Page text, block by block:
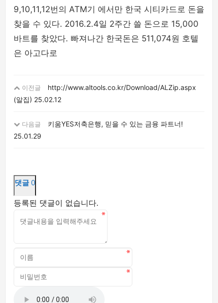
9,10,11,12번의 ATM기 에서만 한국 시티카드로 돈을
찾을 수 있다. 2016.2.4일 2주간 쓸 돈으로 15,000
바트를 찾았다. 빠져나간 한국돈은 511,074원 호텔
은 아고다로
이전글
http://www.altools.co.kr/Download/ALZip.aspx
(알집) 25.02.12
다음글
키움YES저축은행, 믿을 수 있는 금융 파트너!
25.01.29
댓글 0
등록된 댓글이 없습니다.